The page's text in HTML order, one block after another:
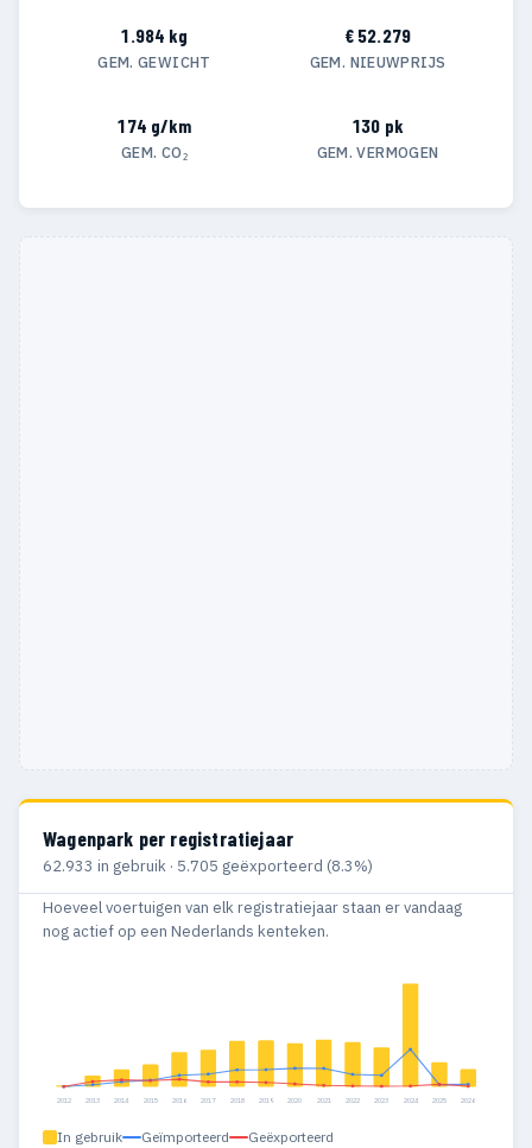
1.984 kg
GEM. GEWICHT
€ 52.279
GEM. NIEUWPRIJS
174 g/km
GEM. CO₂
130 pk
GEM. VERMOGEN
Wagenpark per registratiejaar
62.933 in gebruik · 5.705 geëxporteerd (8.3%)
Hoeveel voertuigen van elk registratiejaar staan er vandaag
nog actief op een Nederlands kenteken.
2012 2013 2014 2015 2016 2017 2018 2019 2020 2021 2022 2023 2024 2025 2026
In gebruik Geïmporteerd Geëxporteerd